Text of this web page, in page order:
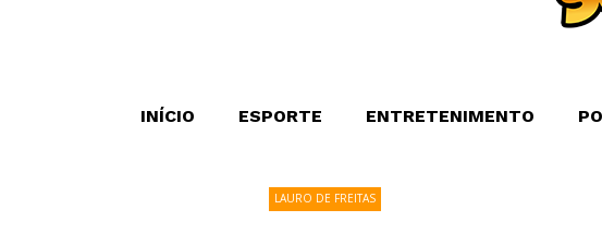
INÍCIO ESPORTE ENTRETENIMENTO
LAURO DE FREITAS